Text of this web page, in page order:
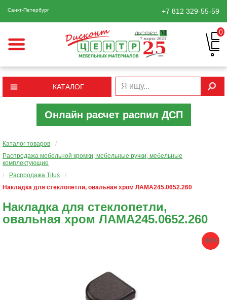
Санкт-Петербург +7 812 329-55-59
0
КАТАЛОГ
Онлайн расчет распил ДСП
Каталог товаров
/
Распродажа мебельной кромки, мебельные ручки, мебельные
комплектующие
/
Распродажа Titus
/
Накладка для стеклопетли, овальная хром ЛАМА245.0652.260
Накладка для стеклопетли,
овальная хром ЛАМА245.0652.260
-50%